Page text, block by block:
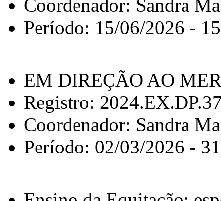
Coordenador: Sandra
Período: 15/06/2026 -
EM DIREÇÃO AO
Registro:
Coordenador: Sandra
Período: 02/03/2026 -